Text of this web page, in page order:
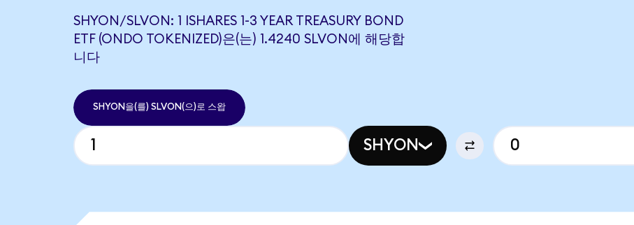
SHYON/SLVON: 1 ISHARES 1-3 YEAR TREASURY BOND
ETF (ONDO TOKENIZED)은(는) 1.4240 SLVON에 해당합
니다
SHYON을(를) SLVON(으)로 스왑
SHYON